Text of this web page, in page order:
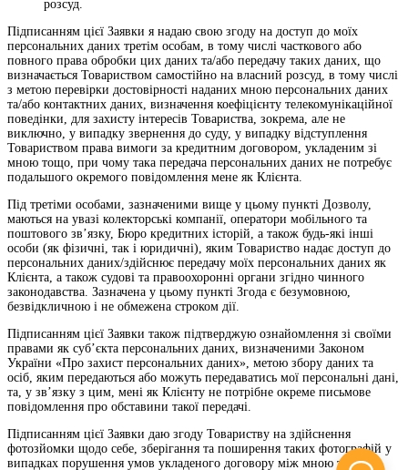
розсуд.
Підписанням цієї Заявки я надаю свою згоду на доступ до моїх
персональних даних третім особам, в тому числі часткового або
повного права обробки цих даних та/або передачу таких даних, що
визначається Товариством самостійно на власний розсуд, в тому числі
з метою перевірки достовірності наданих мною персональних даних
та/або контактних даних, визначення коефіцієнту телекомунікаційної
поведінки, для захисту інтересів Товариства, зокрема, але не
виключно, у випадку звернення до суду, у випадку відступлення
Товариством права вимоги за кредитним договором, укладеним зі
мною тощо, при чому така передача персональних даних не потребує
подальшого окремого повідомлення мене як Клієнта.
Під третіми особами, зазначеними вище у цьому пункті Дозволу,
маються на увазі колекторські компанії, оператори мобільного та
поштового зв’язку, Бюро кредитних історій, а також будь-які інші
особи (як фізичні, так і юридичні), яким Товариство надає доступ до
персональних даних/здійснює передачу моїх персональних даних як
Клієнта, а також судові та правоохоронні органи згідно чинного
законодавства. Зазначена у цьому пункті Згода є безумовною,
безвідкличною і не обмежена строком дії.
Підписанням цієї Заявки також підтверджую ознайомлення зі своїми
правами як суб’єкта персональних даних, визначеними Законом
України «Про захист персональних даних», метою збору даних та
осіб, яким передаються або можуть передаватись мої персональні дані,
та, у зв’язку з цим, мені як Клієнту не потрібне окреме письмове
повідомлення про обставини такої передачі.
Підписанням цієї Заявки даю згоду Товариству на здійснення
фотозйомки щодо себе, зберігання та поширення таких фотографій у
випадках порушення умов укладеного договору між мною та